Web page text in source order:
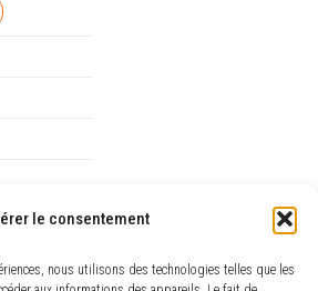
le consentement
nous utilisons des technologies telles que les